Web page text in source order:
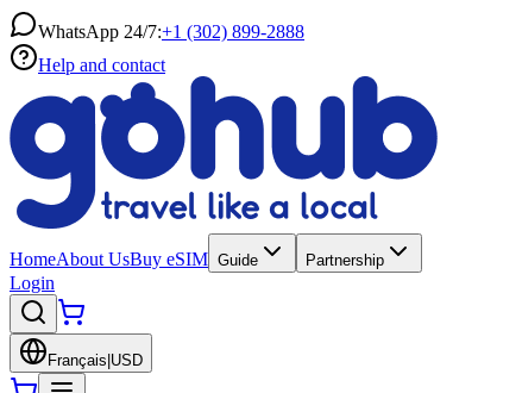
WhatsApp 24/7:+1 (302) 899-2888
Help and contact
HomeAbout UsBuy eSIM Guide Partnership
Login
Français USD